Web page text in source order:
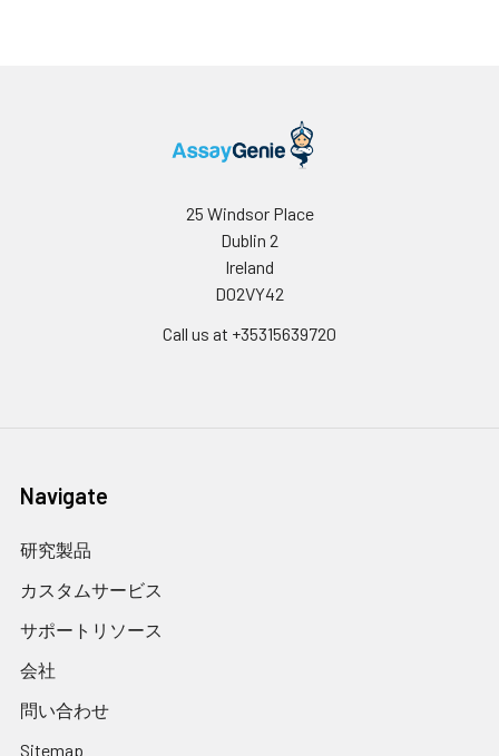
25 Windsor Place
Dublin 2
Ireland
D02VY42
Call us at +35315639720
Navigate
研究製品
カスタムサービス
サポートリソース
会社
問い合わせ
Sitemap